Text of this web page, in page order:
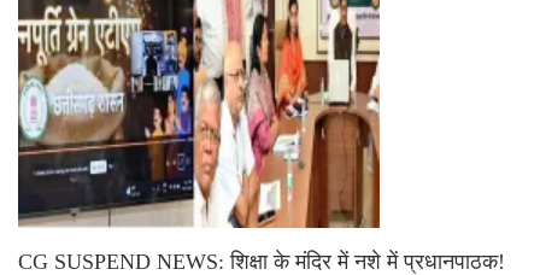
CG SUSPEND NEWS: शिक्षा के मंदिर में नशे में प्रधानपाठक!